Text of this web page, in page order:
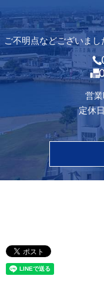
ご不明点などございま
営
定休